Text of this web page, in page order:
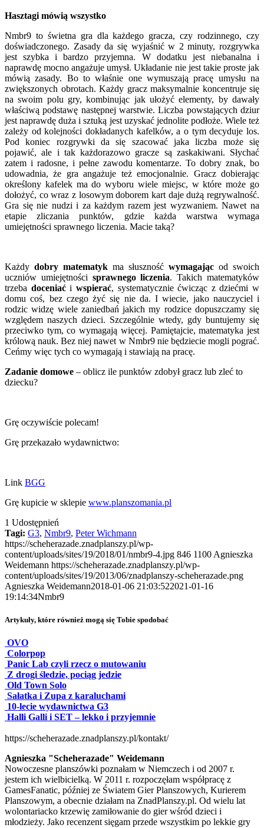
Hasztagi mówią wszystko
Nmbr9 to świetna gra dla każdego gracza, czy rodzinnego, czy
doświadczonego. Zasady da się wyjaśnić w 2 minuty, rozgrywka
jest szybka i bardzo przyjemna. W dodatku jest niebanalna i
naprawdę mocno angażuje umysł. Układanie nie jest takie proste jak
mówią zasady. Bo to właśnie one wymuszają pracę umysłu na
zwiększonych obrotach. Każdy gracz maksymalnie koncentruje się
na swoim polu gry, kombinując jak ułożyć elementy, by dawały
właściwą podstawę następnej warstwie. Liczba powstających dziur
jest naprawdę duża i sztuką jest uzyskać jednolite podłoże. Wiele też
zależy od kolejności dokładanych kafelków, a o tym decyduje los.
Pod koniec rozgrywki da się szacować jaka liczba może się
pojawić, ale i tak każdorazowo gracze są zaskakiwani. Słychać
zatem i radosne, i pełne zawodu komentarze. To dobry znak, bo
udowadnia, że gra angażuje też emocjonalnie. Gracz dobierając
określony kafelek ma do wyboru wiele miejsc, w które może go
dołożyć, co wraz z losowym doborem kart daje dużą regrywalność.
Gra się nie nudzi i za każdym razem jest wyzwaniem. Nawet na
etapie zliczania punktów, gdzie każda warstwa wymaga
umiejętności sprawnego liczenia. Macie taką?
Każdy dobry matematyk ma słuszność wymagając od swoich
uczniów umiejętności sprawnego liczenia. Takich matematyków
trzeba doceniaći wspierać, systematycznie ćwicząc z dziećmi w
domu coś, bez czego żyć się nie da. I wiecie, jako nauczyciel i
rodzic widzę wiele zaniedbań jakich my rodzice dopuszczamy się
względem naszych dzieci. Szczególnie wtedy, gdy buntujemy się
przeciwko tym, co wymagają więcej. Pamiętajcie, matematyka jest
królową nauk. Bez niej nawet w Nmbr9 nie będziecie mogli pograć.
Ceńmy więc tych co wymagają i stawiają na pracę.
Zadanie domowe – oblicz ile punktów zdobył gracz lub zleć to
dziecku?
Grę oczywiście polecam!
Grę przekazało wydawnictwo:
Link BGG
Grę kupicie w sklepie www.planszomania.pl
1 Udostępnień
Tagi: G3, Nmbr9, Peter Wichmann
https://scheherazade.znadplanszy.pl/wp-
content/uploads/sites/19/2018/01/nmbr9-4.jpg 846 1100 Agnieszka
Weidemann https://scheherazade.znadplanszy.pl/wp-
content/uploads/sites/19/2013/06/znadplanszy-scheherazade.png
Agnieszka Weidemann2018-01-06 21:03:522021-01-16
19:14:34Nmbr9
Artykuły, które również mogą się Tobie spodobać
OVO
Colorpop
Panic Lab czyli rzecz o mutowaniu
Z drogi śledzie, pociąg jedzie
Old Town Solo
Sałatka i Zupa z karaluchami
10-lecie wydawnictwa G3
Halli Galli i SET – lekko i przyjemnie
https://scheherazade.znadplanszy.pl/kontakt/
Agnieszka "Scheherazade" Weidemann
Nowoczesne planszówki poznałam w Niemczech i od 2007 r.
jestem ich wielbicielką. W 2011 r. rozpoczęłam współpracę z
GamesFanatic, później ze Światem Gier Planszowych, Kurierem
Planszowym, a obecnie działam na ZnadPlanszy.pl. Od wielu lat
wolontariacko krzewię zamiłowanie do gier wśród dzieci i
młodzieży. Jako recenzent sięgam przede wszystkim po lekkie gry